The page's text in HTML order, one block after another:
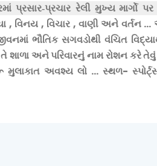
પ્રસાર-પ્રચાર રેલી મુખ્ય માર્ગો
, વિનય , વિચાર , વાણી અને વર્તન
ભૌતિક સગવડોથી વંચિત
અને પરિવારનું નામ રોશન કરે તેવું
અવશ્ય લો ... સ્થળ-